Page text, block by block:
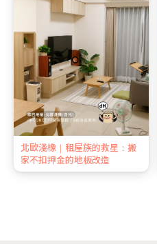
北歐淺橡｜租屋族的救星：搬
家不扣押金的地板改造